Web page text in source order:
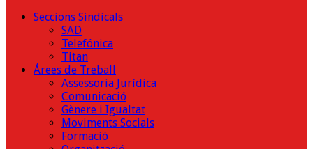
Seccions Sindicals
SAD
Telefónica
Titan
Árees de Treball
Assessoria Jurídica
Comunicació
Gènere i Igualtat
Moviments Socials
Formació